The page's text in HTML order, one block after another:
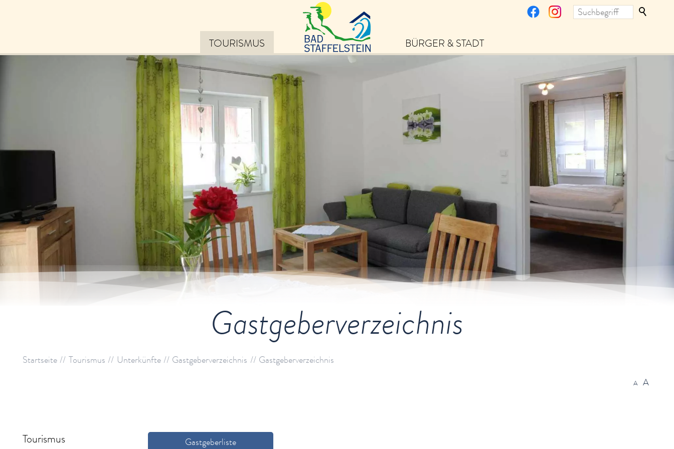
TOURISMUS BÜRGER & STADT
Gastgeberverzeichnis
Startseite Tourismus Unterkünfte Gastgeberverzeichnis Gastgeberverzeichnis
A A
Tourismus Gastgeberliste
Bleiben Sie auf dem
Laufenden über die schönsten
Erlebnisse in Bad Staffelstein
– von Veranstaltungen und
Tipps zu Ausflugszielen bis hin
zu exklusiven Angeboten und
Neuigkeiten.
Zum Newsletter anmelden